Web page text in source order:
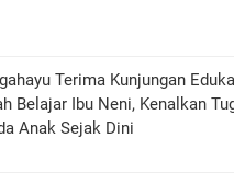
Terima Kunjungan
Belajar Ibu Neni, Kenalkan
Anak Sejak Dini